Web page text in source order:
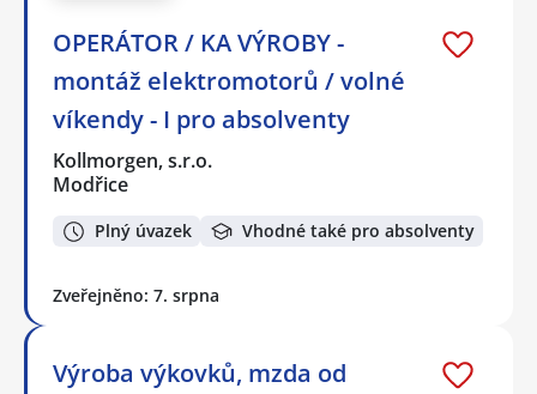
OPERÁTOR / KA VÝROBY -
montáž elektromotorů / volné
víkendy - I pro absolventy
Kollmorgen, s.r.o.
Modřice
Plný úvazek Vhodné také pro absolventy
Zveřejněno: 7. srpna
Výroba výkovků, mzda od